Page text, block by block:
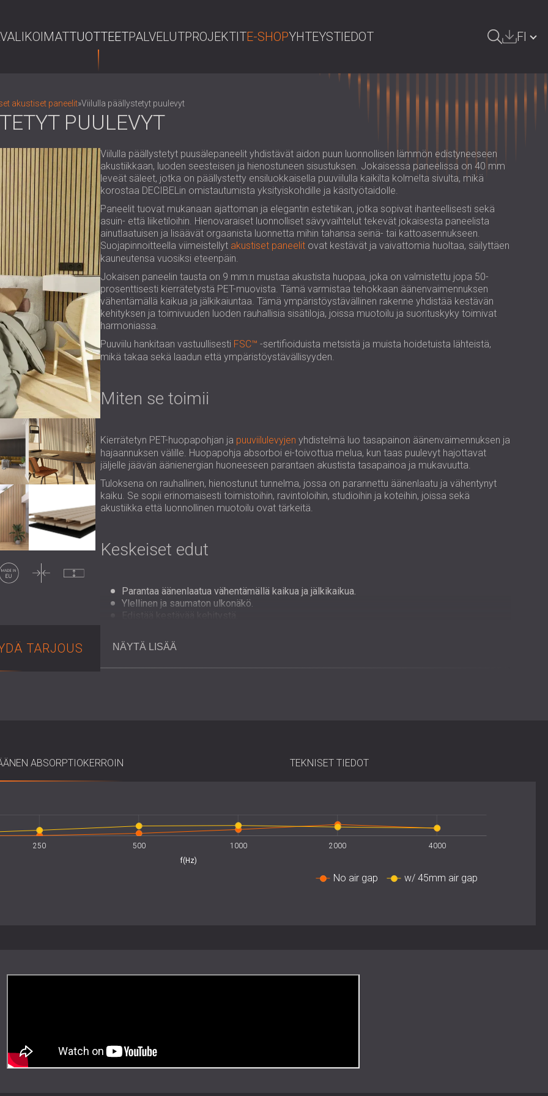
VALIKOIMATTUOTTEETPALVELUTPROJEKTITE-SHOPYHTEYSTIEDOT FI
ÖSTERREICH | AT
SRBIJA | RS
ROMÂNIA | RO
POLAND | PL
РОССИЯ | RU
USA | US
SOUTH AFRICA | ZA
akustiset paneelit»Viilulla päällystetyt puulevyt
PUULEVYT
EU:ssa
TARJOUS
Viilulla päällystetyt puusälepaneelit yhdistävät aidon puun luonnollisen lämmön edistyneeseen
akustiikkaan, luoden seesteisen ja hienostuneen sisustuksen. Jokaisessa paneelissa on 40 mm
leveät säleet, jotka on päällystetty ensiluokkaisella puuviilulla kaikilta kolmelta sivulta, mikä
korostaa DECIBELin omistautumista yksityiskohdille ja käsityötaidolle.
Paneelit tuovat mukanaan ajattoman ja elegantin estetiikan, jotka sopivat ihanteellisesti sekä
asuin- että liiketiloihin. Hienovaraiset luonnolliset sävyvaihtelut tekevät jokaisesta paneelista
ainutlaatuisen ja lisäävät orgaanista luonnetta mihin tahansa seinä- tai kattoasennukseen.
Suojapinnoitteella viimeistellyt akustiset paneelitovat kestävät ja vaivattomia huoltaa, säilyttäen
kauneutensa vuosiksi eteenpäin.
Jokaisen paneelin tausta on 9 mm:n mustaa akustista huopaa, joka on valmistettu jopa 50-
prosenttisesti kierrätetystä PET-muovista. Tämä varmistaa tehokkaan äänenvaimennuksen
vähentämällä kaikua ja jälkikaiuntaa. Tämä ympäristöystävällinen rakenne yhdistää kestävän
kehityksen ja toimivuuden luoden rauhallisia sisätiloja, joissa muotoilu ja suorituskyky toimivat
harmoniassa.
Puuviilu hankitaan vastuullisesti FSC™ -sertifioiduista metsistä ja muista hoidetuista lähteistä,
mikä takaa sekä laadun että ympäristöystävällisyyden.
Miten se toimii
Kierrätetyn PET-huopapohjan ja puuviilulevyjen yhdistelmä luo tasapainon äänenvaimennuksen ja
hajaannuksen välille. Huopapohja absorboi ei-toivottua melua, kun taas puulevyt hajottavat
jäljelle jäävän äänienergian huoneeseen parantaen akustista tasapainoa ja mukavuutta.
Tuloksena on rauhallinen, hienostunut tunnelma, jossa on parannettu äänenlaatu ja vähentynyt
kaiku. Se sopii erinomaisesti toimistoihin, ravintoloihin, studioihin ja koteihin, joissa sekä
akustiikka että luonnollinen muotoilu ovat tärkeitä.
Keskeiset edut
Parantaa äänenlaatua vähentämällä kaikua ja jälkikaikua.
Ylellinen ja saumaton ulkonäkö.
Kevyt ja helppo asentaa seinille tai kattoon.
Luonnonpuun sävyt luovat lämpöä ja tyylikkyyttä mihin tahansa tilaan.
kohdistuksen, tehosteseinät tai kuviopohjaiset asennukset.
DECIBEL tarjoaa yksityiskohtaisen asennusoppaan saumattoman asennuksen varmistamiseksi,
Tärkeimmät tekniset tiedot
Asennus: liimakiinnitys tai mekaaninen kiinnitys (seinät ja katot)
Toimistot ja kokoustilat
NÄYTÄ LISÄÄ
ABSORPTIOKERROIN TEKNISET TIEDOT
250 500 1000 2000
4000
f(Hz)
No air gap w/ 45mm air gap